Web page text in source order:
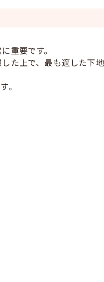
重要です。
た上で、最も適した下
。